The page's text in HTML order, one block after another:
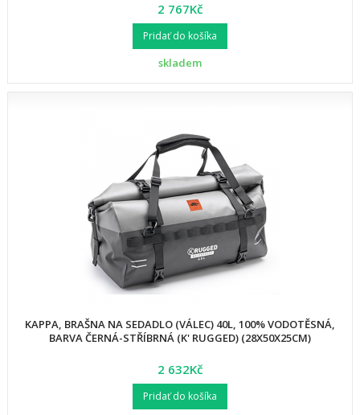
2 767Kč
Pridať do košíka
skladem
KAPPA, BRAŠNA NA SEDADLO (VÁLEC) 40L, 100% VODOTĚSNÁ,
BARVA ČERNÁ-STŘÍBRNÁ (K' RUGGED) (28X50X25CM)
2 632Kč
Pridať do košíka